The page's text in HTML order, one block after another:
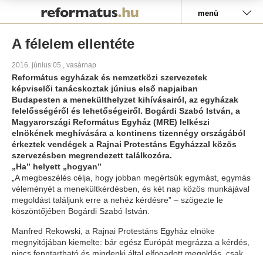
menü
A félelem ellentéte
2016. június 05., vasárnap
Református egyházak és nemzetközi szervezetek
képviselői tanácskoztak június első napjaiban
Budapesten a menekülthelyzet kihívásairól, az egyházak
felelősségéről és lehetőségeiről. Bogárdi Szabó István, a
Magyarországi Református Egyház (MRE) lelkészi
elnökének meghívására a kontinens tizennégy országából
érkeztek vendégek a Rajnai Protestáns Egyházzal közös
szervezésben megrendezett találkozóra.
„Ha” helyett „hogyan”
„A megbeszélés célja, hogy jobban megértsük egymást, egymás
véleményét a menekültkérdésben, és két nap közös munkájával
megoldást találjunk erre a nehéz kérdésre” – szögezte le
köszöntőjében Bogárdi Szabó István.
Manfred Rekowski, a Rajnai Protestáns Egyház elnöke
megnyitójában kiemelte: bár egész Európát megrázza a kérdés,